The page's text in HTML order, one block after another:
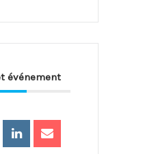
événement